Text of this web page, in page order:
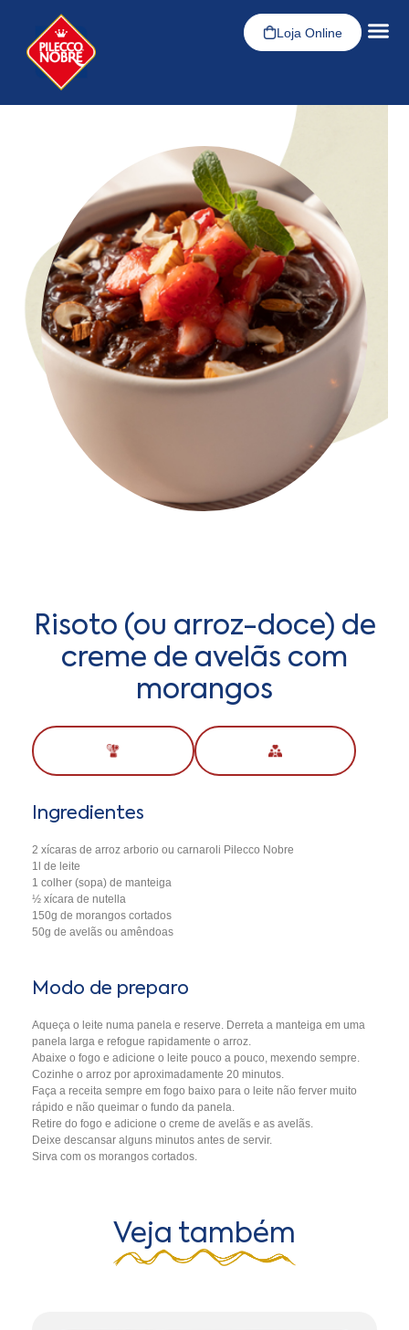
Loja Online
Risoto (ou arroz-doce) de
creme de avelãs com
morangos
Ingredientes
2 xícaras de arroz arborio ou carnaroli Pilecco Nobre
1l de leite
1 colher (sopa) de manteiga
½ xícara de nutella
150g de morangos cortados
50g de avelãs ou amêndoas
Modo de preparo
Aqueça o leite numa panela e reserve. Derreta a manteiga em uma
panela larga e refogue rapidamente o arroz.
Abaixe o fogo e adicione o leite pouco a pouco, mexendo sempre.
Cozinhe o arroz por aproximadamente 20 minutos.
Faça a receita sempre em fogo baixo para o leite não ferver muito
rápido e não queimar o fundo da panela.
Retire do fogo e adicione o creme de avelãs e as avelãs.
Deixe descansar alguns minutos antes de servir.
Sirva com os morangos cortados.
Veja também